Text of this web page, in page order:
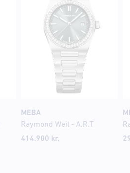
MEBA
Raymond Weil - A.R.T
414.900 kr.